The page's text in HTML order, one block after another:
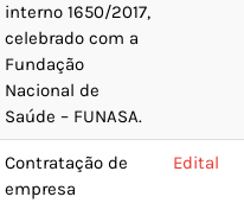
interno 1650/2017,
celebrado com a
Fundação
Nacional de
Saúde – FUNASA.
Contratação de
empresa
Edital